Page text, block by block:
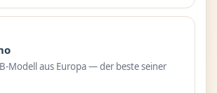
Modell aus Europa — der beste seiner